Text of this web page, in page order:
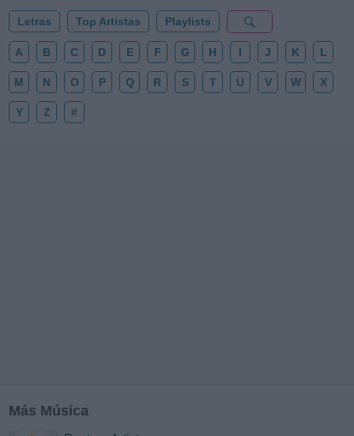
Letras Top Artistas Playlists
A B C D E F G H I J K L
M N O P Q R S T U V W X
Y Z #
Más Música